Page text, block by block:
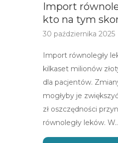
Import
kto na tym
30 października 2025
Import równoległy
kilkaset milionów
dla pacjentów.
mogłyby je
zł oszczędności
równoległy leków.